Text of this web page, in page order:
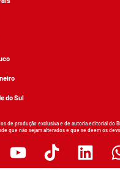
do Sul
de produção exclusiva e de autoria editorial do
que não sejam alterados e que se deem os